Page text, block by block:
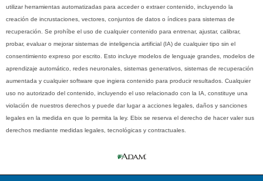
utilizar herramientas automatizadas para acceder o extraer contenido, incluyendo la
creación de incrustaciones, vectores, conjuntos de datos o índices para sistemas de
recuperación. Se prohíbe el uso de cualquier contenido para entrenar, ajustar, calibrar,
probar, evaluar o mejorar sistemas de inteligencia artificial (IA) de cualquier tipo sin el
consentimiento expreso por escrito. Esto incluye modelos de lenguaje grandes, modelos de
aprendizaje automático, redes neuronales, sistemas generativos, sistemas de recuperación
aumentada y cualquier software que ingiera contenido para producir resultados. Cualquier
uso no autorizado del contenido, incluyendo el uso relacionado con la IA, constituye una
violación de nuestros derechos y puede dar lugar a acciones legales, daños y sanciones
legales en la medida en que lo permita la ley. Ebix se reserva el derecho de hacer valer sus
derechos mediante medidas legales, tecnológicas y contractuales.